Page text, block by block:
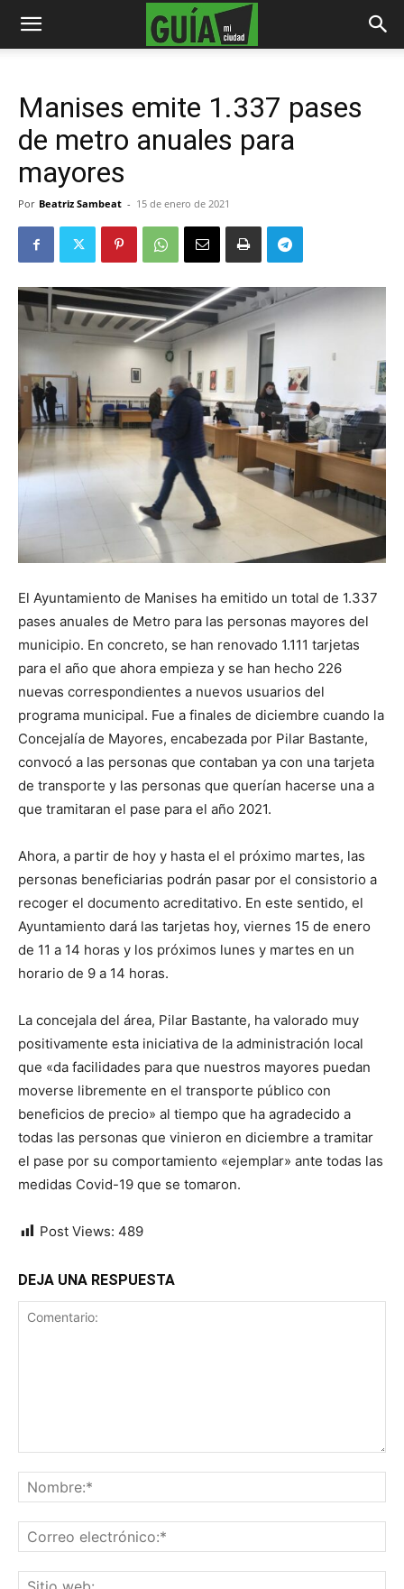
Manises emite 1.337 pases
de metro anuales para
mayores
Por Beatriz Sambeat - 15 de enero de 2021
El Ayuntamiento de Manises ha emitido un total de 1.337
pases anuales de Metro para las personas mayores del
municipio. En concreto, se han renovado 1.111 tarjetas
para el año que ahora empieza y se han hecho 226
nuevas correspondientes a nuevos usuarios del
programa municipal. Fue a finales de diciembre cuando la
Concejalía de Mayores, encabezada por Pilar Bastante,
convocó a las personas que contaban ya con una tarjeta
de transporte y las personas que querían hacerse una a
que tramitaran el pase para el año 2021.
Ahora, a partir de hoy y hasta el el próximo martes, las
personas beneficiarias podrán pasar por el consistorio a
recoger el documento acreditativo. En este sentido, el
Ayuntamiento dará las tarjetas hoy, viernes 15 de enero
de 11 a 14 horas y los próximos lunes y martes en un
horario de 9 a 14 horas.
La concejala del área, Pilar Bastante, ha valorado muy
positivamente esta iniciativa de la administración local
que «da facilidades para que nuestros mayores puedan
moverse libremente en el transporte público con
beneficios de precio» al tiempo que ha agradecido a
todas las personas que vinieron en diciembre a tramitar
el pase por su comportamiento «ejemplar» ante todas las
medidas Covid-19 que se tomaron.
Post Views: 489
DEJA UNA RESPUESTA